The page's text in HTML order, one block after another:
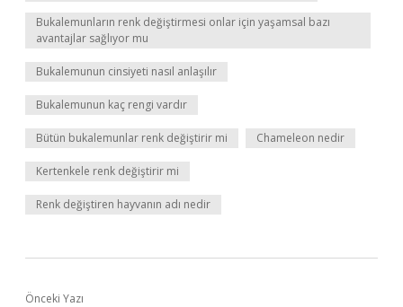
Bukalemunların renk değiştirmesi onlar için yaşamsal bazı
avantajlar sağlıyor mu
Bukalemunun cinsiyeti nasıl anlaşılır
Bukalemunun kaç rengi vardır
Bütün bukalemunlar renk değiştirir mi Chameleon nedir
Kertenkele renk değiştirir mi
Renk değiştiren hayvanın adı nedir
Önceki Yazı